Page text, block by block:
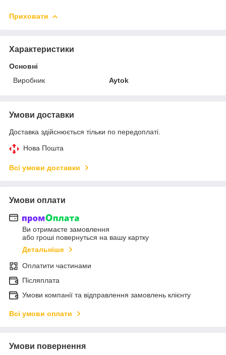
Приховати
Характеристики
Основні
Виробник
Aytok
Умови доставки
Доставка здійснюється тільки по передоплаті.
Нова Пошта
Всі умови доставки
Умови оплати
Ви отримаєте замовлення
або гроші повернуться на вашу картку
Детальніше
Оплатити частинами
Післяплата
Умови компанії та відправлення замовлень клієнту
Всі умови оплати
Умови повернення